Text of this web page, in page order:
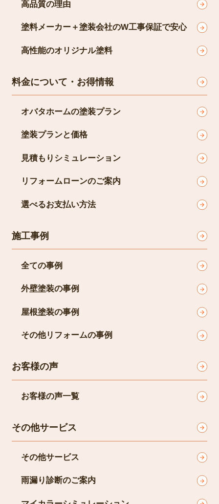
高品質の理由
塗料メーカー＋塗装会社のW工事保証で安心
高性能のオリジナル塗料
料金について・お得情報
オバタホームの塗装プラン
塗装プランと価格
見積もりシミュレーション
リフォームローンのご案内
選べるお支払い方法
施工事例
全ての事例
外壁塗装の事例
屋根塗装の事例
その他リフォームの事例
お客様の声
お客様の声一覧
その他サービス
その他サービス
雨漏り診断のご案内